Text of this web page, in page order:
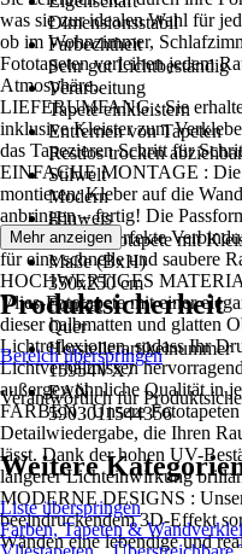
Dimensionsstabil
Farbechtheit
Sehr gut Lichtbeständig
Verarbeitung
Tapete einkleistern
Entfernen von Tapeten
Restlos trocken abziehbar
Stilwelt
Modern
Hinweis
Vlies Fototapete mit
Maße (BxH)
350x250 cm
Format
Quer
Herstellerartikelnummer
15954VX7
EAN
5903011544356
was sie zur idealen Wahl für
ob im Wohnzimmer,
Fototapeten verleihen jedem
Atmosphäre..
LIEFERUMFANG : Sie
inklusive Kleister zum
das Tapezieren Schritt für
EINFACHE MONTAGE : Die
montieren: Kleber auf die
anbringen – fertig! Die
sorgt für eine perfekte
für eine schnelle und saubere
HOCHWERTIGES
Vlies-Fototapete mit einer
dieser halbmatten und glatten
Lichtreflexionen, sodass Ihr
Lichtverhältnissen
außergewöhnliche Qualität in
FARBEN : Unsere
Detailwiedergabe, die Ihren
lässt. Dank der hohen UV-
längerer Lichteinwirkung
MODERNE DESIGNS :
beeindruckendem 3D-Effekt
Wänden eine lebendige und
Mehr anzeigen
Produktsicherheit
Bereich überspringen
Verantwortlich für
Weitere
Liste überspringen
Farben, Tapeten &